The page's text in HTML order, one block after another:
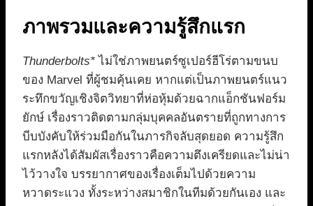
ภาพรวมและความรู้สึกแรก
Thunderbolts* ไม่ใช่ภาพยนตร์ซูเปอร์ฮีโร่ตามขนบ
ของ Marvel ที่ผู้ชมคุ้นเคย หากแต่เป็นภาพยนตร์แนว
ระทึกขวัญเชิงจิตวิทยาที่ห่อหุ้มด้วยฉากแอ็กชันฟอร์ม
ยักษ์ เรื่องราวติดตามกลุ่มบุคคลอันตรายที่ถูกทางการ
บีบบังคับให้ร่วมมือกันในภารกิจลับสุดยอด ความรู้สึก
แรกหลังได้สัมผัสเรื่องราวคือความตึงเครียดและไม่น่า
ไว้วางใจ บรรยากาศของเรื่องเต็มไปด้วยความ
หวาดระแวง ทั้งระหว่างสมาชิกในทีมด้วยกันเอง และ